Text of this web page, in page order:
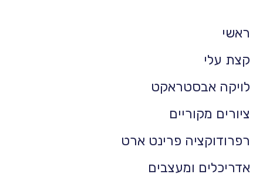
ראשי
קצת עלי
לויקה אבסטראקט
ציורים מקוריים
רפרודוקציה פרינט ארט
אדריכלים ומעצבים